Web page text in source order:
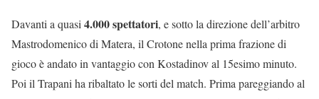
Davanti a quasi 4.000 spettatori, e sotto la direzione dell’arbitro
Mastrodomenico di Matera, il Crotone nella prima frazione di
gioco è andato in vantaggio con Kostadinov al 15esimo minuto.
Poi il Trapani ha ribaltato le sorti del match. Prima pareggiando al